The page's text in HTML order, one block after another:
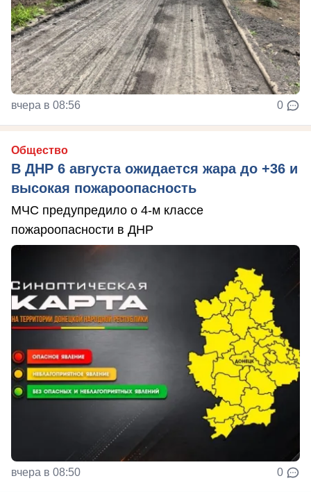
вчера в 08:56 0
Общество
В ДНР 6 августа ожидается жара до +36 и
высокая пожароопасность
МЧС предупредило о 4-м классе
пожароопасности в ДНР
вчера в 08:50 0